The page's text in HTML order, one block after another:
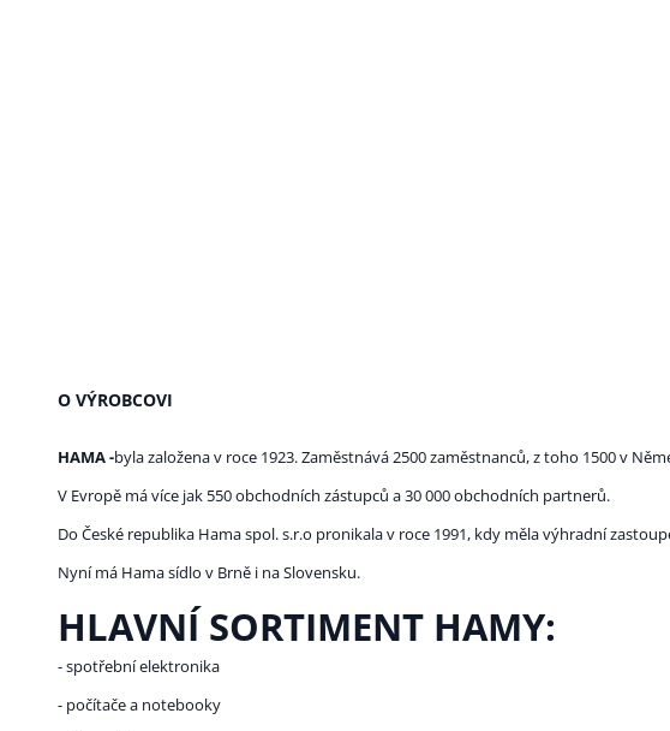
O VÝROBCOVI
HAMA -byla založena v roce 1923. Zaměstnává 2500 zaměstnanců, z toho 1500 v
V Evropě má více jak 550 obchodních zástupců a 30 000 obchodních partnerů.
Do České republika Hama spol. s.r.o pronikala v roce 1991, kdy měla výhradní
Nyní má Hama sídlo v Brně i na Slovensku.
HLAVNÍ SORTIMENT HAMY:
- spotřební elektronika
- počítače a notebooky